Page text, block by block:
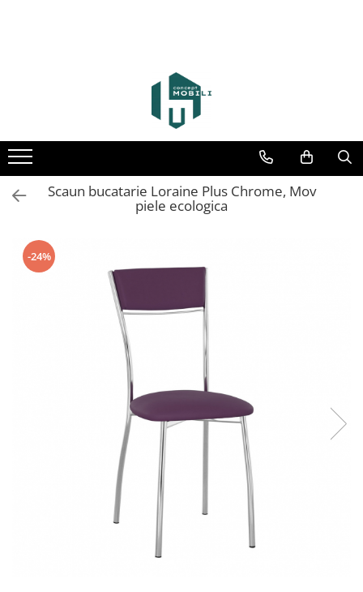
Scaun bucatarie Loraine Plus Chrome, Mov
piele ecologica
-24%